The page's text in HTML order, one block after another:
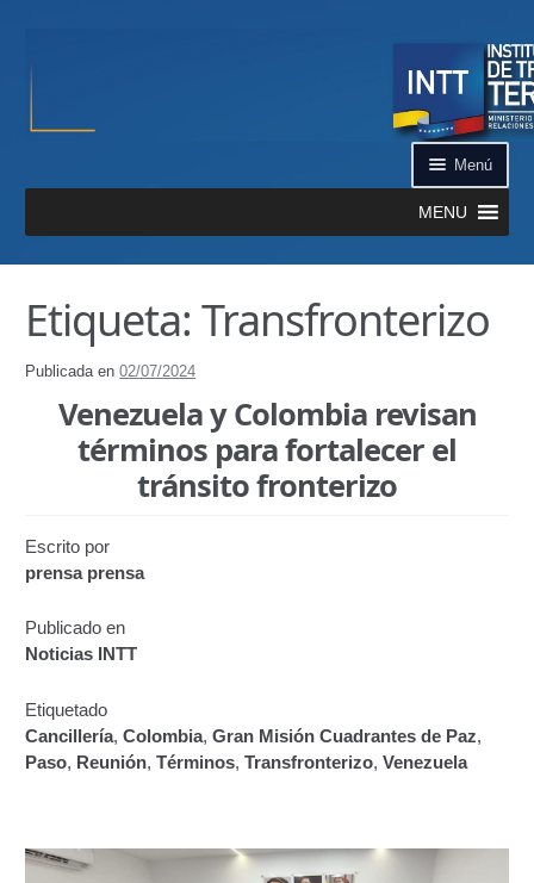
Menú
MENU
Inicio
¿Qué es el INTT?
Aplicación INTT QR
Automatizados
Certificación de Datos de Vehículo Automatizado
Certificación de Datos para Efectos Consulares con
Apostilla Electrónica
Emisión de Nuevo Certificado de Registro de
Vehículo (Duplicado) Automatizado
Renovación de Licencia para Conducir (Servicio
Automatizado)
Etiqueta: Transfronterizo
Publicada en02/07/2024
Venezuela y Colombia revisan
términos para fortalecer el
tránsito fronterizo
Escrito por
prensa prensa
Publicado en
Noticias INTT
Etiquetado
Cancillería,Colombia,Gran Misión Cuadrantes de Paz,
Paso, Reunión,Términos,Transfronterizo,Venezuela